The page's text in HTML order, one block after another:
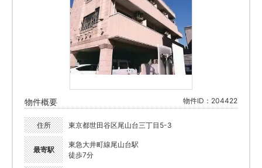
物件概要 物件ID：204422
住所 東京都世田谷区尾山台三丁目5-3
最寄駅
東急大井町線尾山台駅
徒歩7分